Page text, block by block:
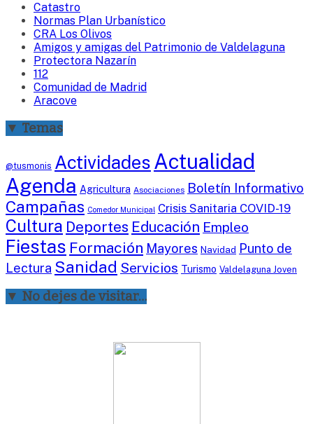
Catastro
Normas Plan Urbanístico
CRA Los Olivos
Amigos y amigas del Patrimonio de Valdelaguna
Protectora Nazarín
112
Comunidad de Madrid
Aracove
▼ Temas
@tusmonis ActividadesActualidad
Agenda Agricultura Asociaciones Boletín Informativo
Campañas Comedor Municipal Crisis Sanitaria COVID-19
Cultura Deportes Educación Empleo
Fiestas Formación Mayores Navidad Punto de
Lectura Sanidad Servicios Turismo Valdelaguna Joven
▼ No dejes de visitar…